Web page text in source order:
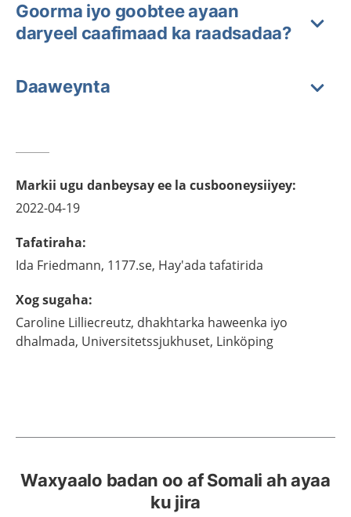
Goorma iyo goobtee ayaan
daryeel caafimaad ka raadsadaa?
Daaweynta
Markii ugu danbeysay ee la cusbooneysiiyey:
2022-04-19
Tafatiraha:
Ida Friedmann, 1177.se, Hay'ada tafatirida
Xog sugaha:
Caroline Lilliecreutz, dhakhtarka haweenka iyo
dhalmada, Universitetssjukhuset, Linköping
Waxyaalo badan oo af Somali ah ayaa
ku jira